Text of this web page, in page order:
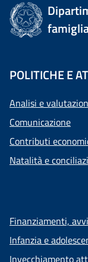
POLITICHE E
Analisi e
Comunicazione
Contributi
Natalità e
Finanziamenti,
Infanzia e
Invecchiamento